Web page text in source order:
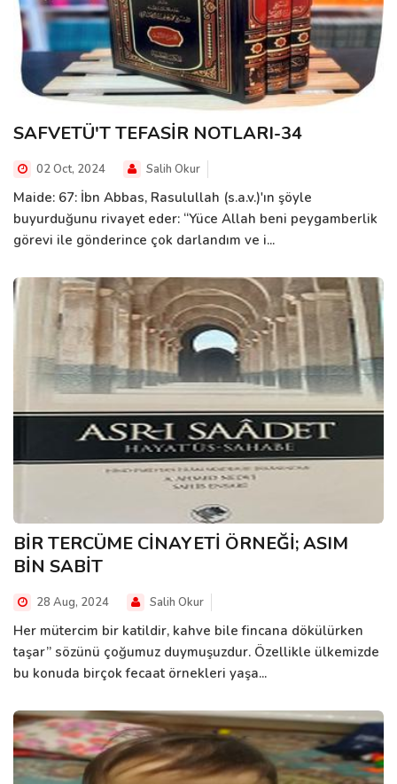
SAFVETÜ'T TEFASİR NOTLARI-34
02 Oct, 2024 Salih Okur
Maide: 67: İbn Abbas, Rasulullah (s.a.v.)'ın şöyle
buyurduğunu rivayet eder: “Yüce Allah beni peygamberlik
görevi ile gönderince çok darlandım ve i...
BİR TERCÜME CİNAYETİ ÖRNEĞİ; ASIM
BİN SABİT
28 Aug, 2024 Salih Okur
Her mütercim bir katildir, kahve bile fincana dökülürken
taşar” sözünü çoğumuz duymuşuzdur. Özellikle ülkemizde
bu konuda birçok fecaat örnekleri yaşa...